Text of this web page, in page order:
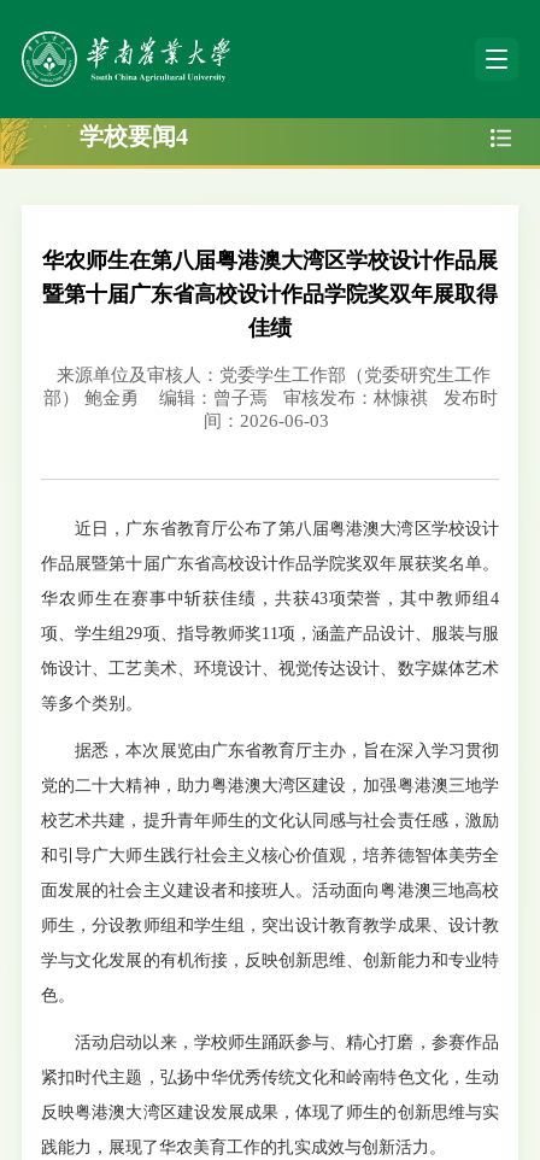
学校要闻4
华农师生在第八届粤港澳大湾区学校设计作品展
暨第十届广东省高校设计作品学院奖双年展取得
佳绩
来源单位及审核人：党委学生工作部（党委研究生工作
部） 鲍金勇
编辑：曾子焉 审核发布：林慷祺
发布时
间：2026-06-03
近日，广东省教育厅公布了第八届粤港澳大湾区学校设计
作品展暨第十届广东省高校设计作品学院奖双年展获奖名单。
华农师生在赛事中斩获佳绩，共获43项荣誉，其中教师组4
项、学生组29项、指导教师奖11项，涵盖产品设计、服装与服
饰设计、工艺美术、环境设计、视觉传达设计、数字媒体艺术
等多个类别。
据悉，本次展览由广东省教育厅主办，旨在深入学习贯彻
党的二十大精神，助力粤港澳大湾区建设，加强粤港澳三地学
校艺术共建，提升青年师生的文化认同感与社会责任感，激励
和引导广大师生践行社会主义核心价值观，培养德智体美劳全
面发展的社会主义建设者和接班人。活动面向粤港澳三地高校
师生，分设教师组和学生组，突出设计教育教学成果、设计教
学与文化发展的有机衔接，反映创新思维、创新能力和专业特
色。
活动启动以来，学校师生踊跃参与、精心打磨，参赛作品
紧扣时代主题，弘扬中华优秀传统文化和岭南特色文化，生动
反映粤港澳大湾区建设发展成果，体现了师生的创新思维与实
践能力，展现了华农美育工作的扎实成效与创新活力。